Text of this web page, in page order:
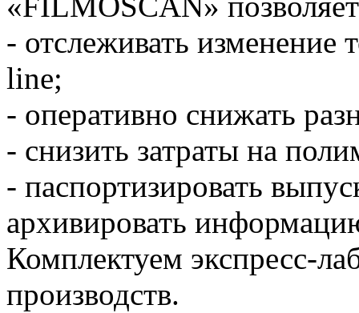
- отслеживать
line;
- оперативно снижать
- снизить затраты на
- паспортизировать
архивировать
Комплектуем экспресс-
производств.